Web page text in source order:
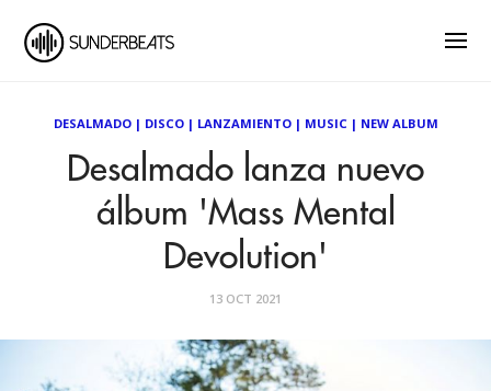
DESALMADO| DISCO| LANZAMIENTO| MUSIC| NEW ALBUM
Desalmado lanza nuevo
álbum 'Mass Mental
Devolution'
13 OCT 2021